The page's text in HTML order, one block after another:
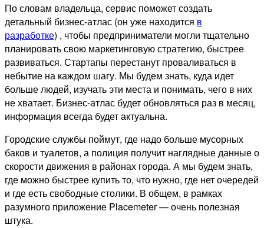
По словам владельца, сервис поможет создать
детальный бизнес-атлас (он уже находится в
разработке) , чтобы предприниматели могли тщательно
планировать свою маркетинговую стратегию, быстрее
развиваться. Стартапы перестанут проваливаться в
небытие на каждом шагу. Мы будем знать, куда идет
больше людей, изучать эти места и понимать, чего в них
не хватает. Бизнес-атлас будет обновляться раз в месяц,
информация всегда будет актуальна.
Городские службы поймут, где надо больше мусорных
баков и туалетов, а полиция получит наглядные данные о
скорости движения в районах города. А мы будем знать,
где можно быстрее купить то, что нужно, где нет очередей
и где есть свободные столики. В общем, в рамках
разумного приложение Placemeter — очень полезная
штука.